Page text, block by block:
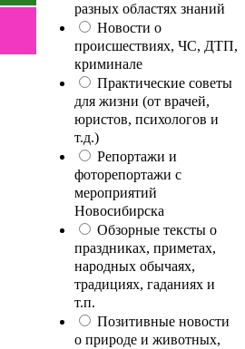
разных областях знаний
Новости о
происшествиях, ЧС, ДТП,
криминале
Практические советы
для жизни (от врачей,
юристов, психологов и
т.д.)
Репортажи и
фоторепортажи с
мероприятий
Новосибирска
Обзорные тексты о
праздниках, приметах,
народных обычаях,
традициях, гаданиях и
т.п.
Позитивные новости
о природе и животных,